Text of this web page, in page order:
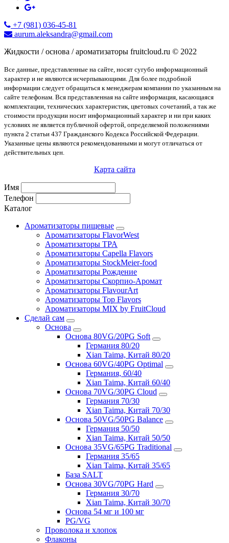
+7 (981) 036-45-81
aurum.aleksandra@gmail.com
Жидкости / основа / ароматизаторы fruitcloud.ru © 2022
Все данные, представленные на сайте, носят сугубо информационный
характер и не являются исчерпывающими. Для более подробной
информации следует обращаться к менеджерам компании по указанным на
сайте телефонам. Вся представленная на сайте информация, касающаяся
комплектации, технических характеристик, цветовых сочетаний, а так же
стоимости продукции носит информационный характер и ни при каких
условиях не является публичной офертой, определяемой положениями
пункта 2 статьи 437 Гражданского Кодекса Российской Федерации.
Указанные цены являются рекомендованными и могут отличаться от
действительных цен.
Карта сайта
Имя
Телефон
Каталог
Ароматизаторы пищевые
Ароматизаторы FlavorWest
Ароматизаторы TPA
Ароматизаторы Capella Flavors
Ароматизаторы StockMeier-food
Ароматизаторы Рождение
Ароматизаторы Скорпио-Аромат
Ароматизаторы FlavourArt
Ароматизаторы Top Flavors
Ароматизаторы MIX by FruitCloud
Сделай сам
Основа
Основа 80VG/20PG Soft
Германия 80/20
Xian Taima, Китай 80/20
Основа 60VG/40PG Optimal
Германия, 60/40
Xian Taima, Китай 60/40
Основа 70VG/30PG Cloud
Германия 70/30
Xian Taima, Китай 70/30
Основа 50VG/50PG Balance
Германия 50/50
Xian Taima, Китай 50/50
Основа 35VG/65PG Traditional
Германия 35/65
Xian Taima, Китай 35/65
База SALT
Основа 30VG/70PG Hard
Германия 30/70
Xian Taima, Китай 30/70
Основа 54 мг и 100 мг
PG/VG
Проволока и хлопок
Флаконы